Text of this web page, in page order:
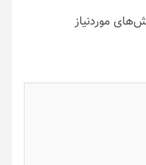
موردنیاز